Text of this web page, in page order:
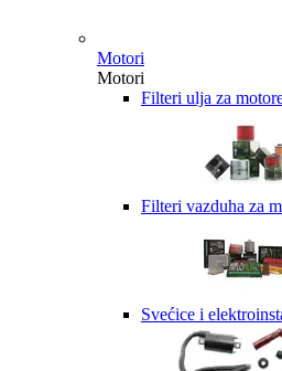
Motori
Motori
Filteri ulja za
Filteri vazduha za
Svećice i